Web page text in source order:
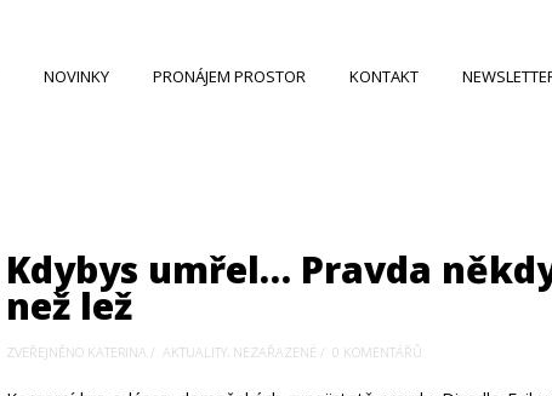
NOVINKY PRONÁJEM PROSTOR KONTAKT
Kdybys umřel… Pravda
než lež
ZVEŘEJNĚNO KATERINA AKTUALITY NEZAŘAZENÉ 0 KOMENTÁŘŮ